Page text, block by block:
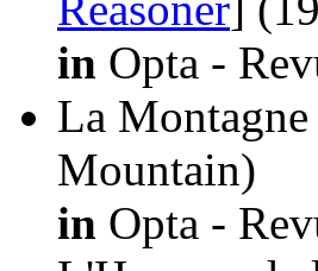
in Opta -
La Montagne
Mountain)
in Opta -